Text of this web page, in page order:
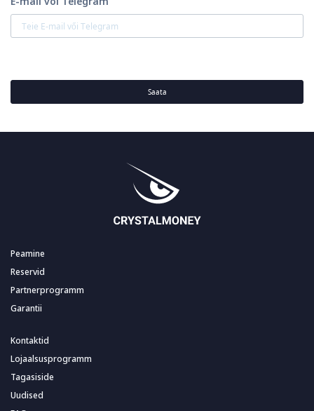
Saata
Peamine
Reservid
Partnerprogramm
Garantii
Kontaktid
Lojaalsusprogramm
Tagasiside
Uudised